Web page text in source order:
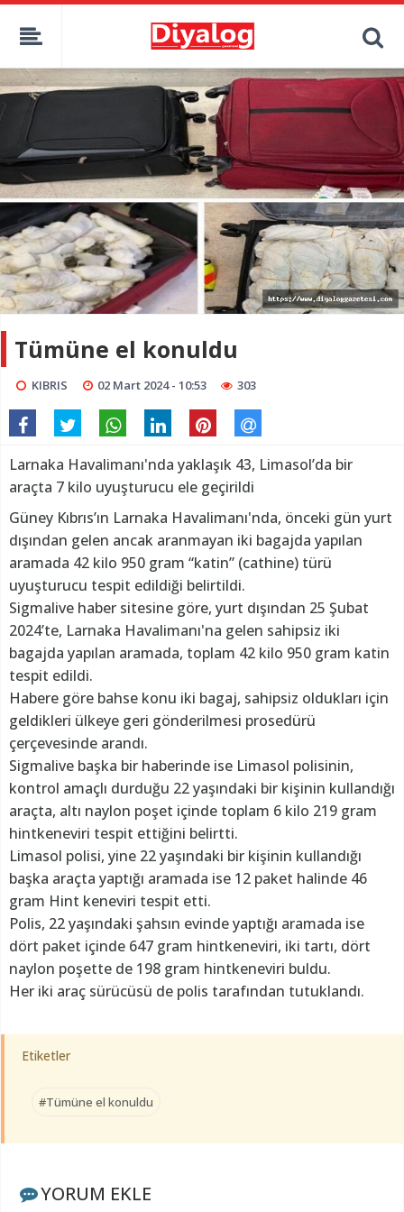
Tümüne el konuldu
KIBRIS 02 Mart 2024 - 10:53 303
Larnaka Havalimanı'nda yaklaşık 43, Limasol’da bir
araçta 7 kilo uyuşturucu ele geçirildi
Güney Kıbrıs’ın Larnaka Havalimanı'nda, önceki gün yurt
dışından gelen ancak aranmayan iki bagajda yapılan
aramada 42 kilo 950 gram “katin” (cathine) türü
uyuşturucu tespit edildiği belirtildi.
Sigmalive haber sitesine göre, yurt dışından 25 Şubat
2024’te, Larnaka Havalimanı'na gelen sahipsiz iki
bagajda yapılan aramada, toplam 42 kilo 950 gram katin
tespit edildi.
Habere göre bahse konu iki bagaj, sahipsiz oldukları için
geldikleri ülkeye geri gönderilmesi prosedürü
çerçevesinde arandı.
Sigmalive başka bir haberinde ise Limasol polisinin,
kontrol amaçlı durduğu 22 yaşındaki bir kişinin kullandığı
araçta, altı naylon poşet içinde toplam 6 kilo 219 gram
hintkeneviri tespit ettiğini belirtti.
Limasol polisi, yine 22 yaşındaki bir kişinin kullandığı
başka araçta yaptığı aramada ise 12 paket halinde 46
gram Hint keneviri tespit etti.
Polis, 22 yaşındaki şahsın evinde yaptığı aramada ise
dört paket içinde 647 gram hintkeneviri, iki tartı, dört
naylon poşette de 198 gram hintkeneviri buldu.
Her iki araç sürücüsü de polis tarafından tutuklandı.
Etiketler
#Tümüne el konuldu
YORUM EKLE